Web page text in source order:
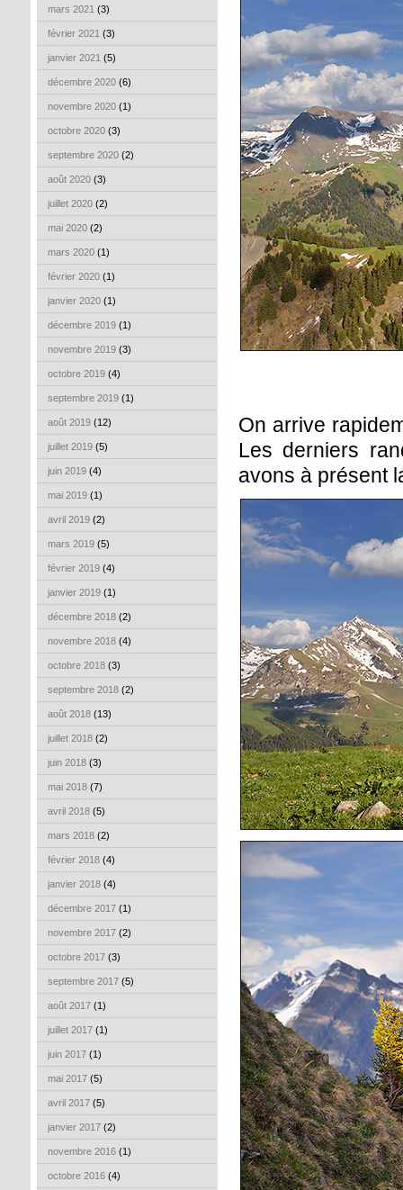
mars 2021 (3)
février 2021 (3)
janvier 2021 (5)
décembre 2020 (6)
novembre 2020 (1)
octobre 2020 (3)
septembre 2020 (2)
août 2020 (3)
juillet 2020 (2)
mai 2020 (2)
mars 2020 (1)
février 2020 (1)
janvier 2020 (1)
décembre 2019 (1)
novembre 2019 (3)
octobre 2019 (4)
septembre 2019 (1)
août 2019 (12)
juillet 2019 (5)
juin 2019 (4)
mai 2019 (1)
avril 2019 (2)
mars 2019 (5)
février 2019 (4)
janvier 2019 (1)
décembre 2018 (2)
novembre 2018 (4)
octobre 2018 (3)
septembre 2018 (2)
août 2018 (13)
juillet 2018 (2)
juin 2018 (3)
mai 2018 (7)
avril 2018 (5)
mars 2018 (2)
février 2018 (4)
janvier 2018 (4)
décembre 2017 (1)
novembre 2017 (2)
octobre 2017 (3)
septembre 2017 (5)
août 2017 (1)
juillet 2017 (1)
juin 2017 (1)
mai 2017 (5)
avril 2017 (5)
janvier 2017 (2)
novembre 2016 (1)
octobre 2016 (4)
On arrive
Les derniers
avons à présent